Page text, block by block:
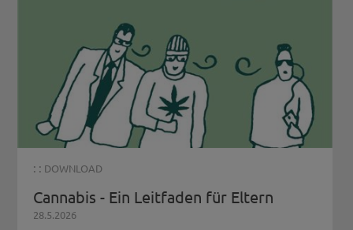
: : DOWNLOAD
Cannabis - Ein Leitfaden für Eltern
28.5.2026